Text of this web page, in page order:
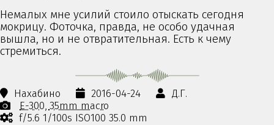
Немалых мне усилий стоило отыскать сегодня
мокрицу. Фоточка, правда, не особо удачная
вышла, но и не отвратительная. Есть к чему
стремиться.
Нахабино 2016-04-24
Д.Г.
E-300 35mm macro
f/5.6 1/100s ISO100 35.0 mm